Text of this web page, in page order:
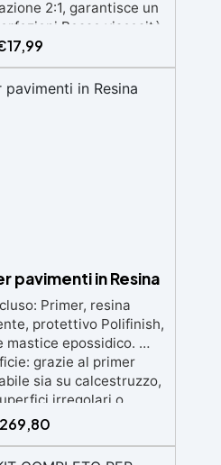
2:1, garantisce un
Bassa viscosità
bolle, compatibile con
vetro, metallo e altri
post-catalisi atossica e
con la pelle, Bpa Free e
17,99
pavimenti in Resina
Primer, resina
protettivo Polifinish,
epossidico. ✅
grazie al primer
sia su calcestruzzo,
irregolari o
da applicare: Video
3 semplici passaggi,
269,80